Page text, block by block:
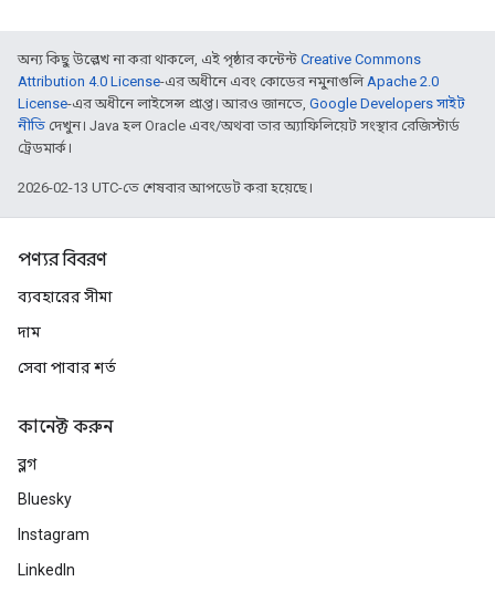
অন্য কিছু উল্লেখ না করা থাকলে, এই পৃষ্ঠার কন্টেন্ট Creative Commons
Attribution 4.0 License-এর অধীনে এবং কোডের নমুনাগুলিApache 2.0
License-এর অধীনে লাইসেন্স প্রাপ্ত। আরও জানতে, Google Developers সাইট
নীতি দেখুন। Java হল Oracle এবং/অথবা তার অ্যাফিলিয়েট সংস্থার রেজিস্টার্ড
ট্রেডমার্ক।
2026-02-13 UTC-তে শেষবার আপডেট করা হয়েছে।
পণ্যর বিবরণ
ব্যবহারের সীমা
দাম
সেবা পাবার শর্ত
কানেক্ট করুন
ব্লগ
Bluesky
Instagram
LinkedIn